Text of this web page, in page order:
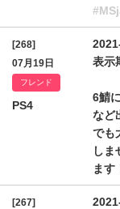
[268]
07月19日
フレンド
PS4
表示
6鯖
など
でも
しま
ます
[267]